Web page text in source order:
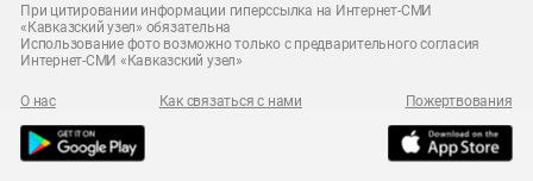
При цитировании информации гиперссылка на Интернет-СМИ
«Кавказский узел» обязательна
Использование фото возможно только с предварительного согласия
Интернет-СМИ «Кавказский узел»
О нас Как связаться с нами Пожертвования